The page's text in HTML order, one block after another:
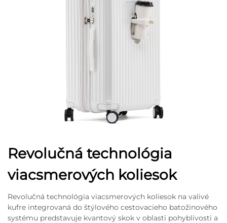
Revolučná technológia
viacsmerových koliesok
Revolučná technológia viacsmerových koliesok na valivé
kufre integrovaná do štýlového cestovacieho batožinového
systému predstavuje kvantový skok v oblasti pohyblivosti a